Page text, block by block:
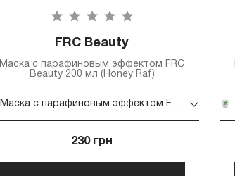
FRC Beauty
Маска с парафиновым эффектом FRC
Beauty 200 мл (Honey Raf)
Маска с парафиновым эффектом FRC Beauty 200 мл (Honey Raf)
230 грн